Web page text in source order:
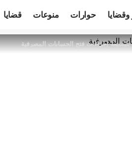
وقضايا حوارات منوعات قضايا
إجراءات فتح الحسابات المصرفية